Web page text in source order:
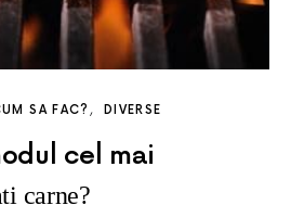
SA FAC? DIVERSE
cel mai
carne?